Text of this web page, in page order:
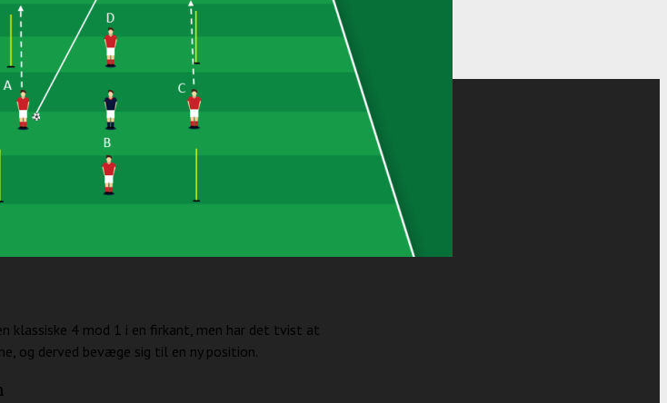
klassiske 4 mod 1 i en firkant, men har det tvist at
og derved bevæge sig til en ny position.